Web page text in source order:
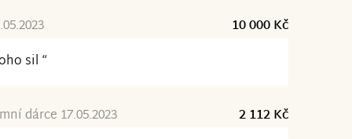
10 000 Kč
sil “
dárce 17.05.2023
2 112 Kč